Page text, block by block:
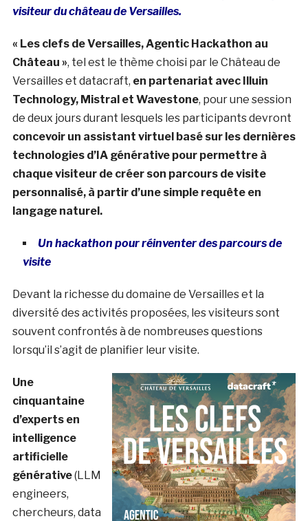
visiteur du château de Versailles.
« Les clefs de Versailles, Agentic Hackathon au
Château », tel est le thème choisi par le Château de
Versailles et datacraft, en partenariat avec Illuin
Technology, Mistral et Wavestone, pour une session
de deux jours durant lesquels les participants devront
concevoir un assistant virtuel basé sur les dernières
technologies d’IA générative pour permettre à
chaque visiteur de créer son parcours de visite
personnalisé, à partir d’une simple requête en
langage naturel.
Un hackathon pour réinventer des parcours de
visite
Devant la richesse du domaine de Versailles et la
diversité des activités proposées, les visiteurs sont
souvent confrontés à de nombreuses questions
lorsqu’il s’agit de planifier leur visite.
Une
cinquantaine
d’experts en
intelligence
artificielle
générative(LLM
engineers,
chercheurs, data